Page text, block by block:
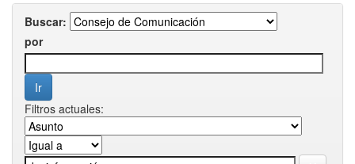
Buscar:
por
Filtros actuales: